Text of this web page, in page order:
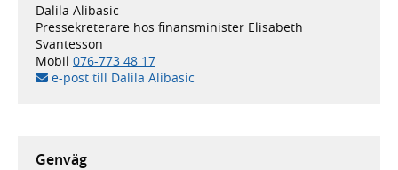
Dalila Alibasic
Pressekreterare hos finansminister Elisabeth
Svantesson
Mobil 076-773 48 17
e-post till Dalila Alibasic
Genväg